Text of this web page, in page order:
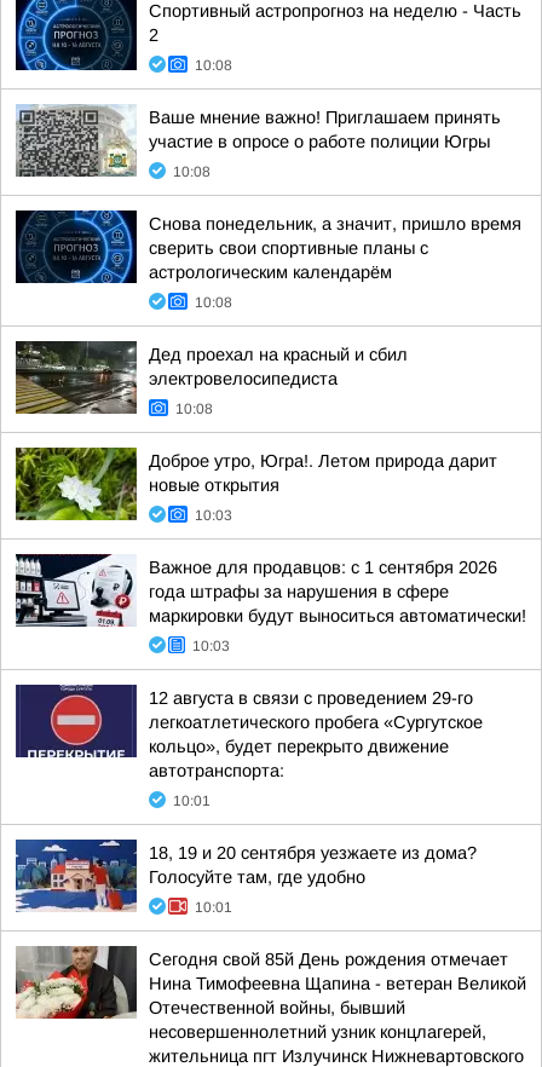
Спортивный астропрогноз на неделю - Часть
2
10:08
Ваше мнение важно! Приглашаем принять
участие в опросе о работе полиции Югры
10:08
Снова понедельник, а значит, пришло время
сверить свои спортивные планы с
астрологическим календарём
10:08
Дед проехал на красный и сбил
электровелосипедиста
10:08
Доброе утро, Югра!. Летом природа дарит
новые открытия
10:03
Важное для продавцов: с 1 сентября 2026
года штрафы за нарушения в сфере
маркировки будут выноситься автоматически!
10:03
12 августа в связи с проведением 29-го
легкоатлетического пробега «Сургутское
кольцо», будет перекрыто движение
автотранспорта:
10:01
18, 19 и 20 сентября уезжаете из дома?
Голосуйте там, где удобно
10:01
Сегодня свой 85й День рождения отмечает
Нина Тимофеевна Щапина - ветеран Великой
Отечественной войны, бывший
несовершеннолетний узник концлагерей,
жительница пгт Излучинск Нижневартовского